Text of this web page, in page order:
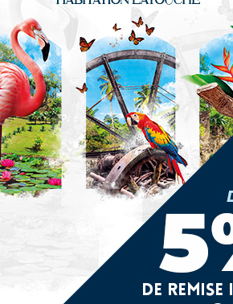
Adresses